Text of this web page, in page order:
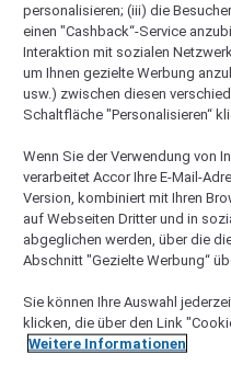
personalisieren; (iii) die
einen "Cashback“-Service
Interaktion mit sozialen
um Ihnen gezielte Werbung
usw.) zwischen diesen
Schaltfläche "Personalisieren“
Wenn Sie der Verwendung von
verarbeitet Accor Ihre E-Mail-
Version, kombiniert mit Ihren
auf Webseiten Dritter und in
abgeglichen werden, über die
Abschnitt "Gezielte Werbung“
Sie können Ihre Auswahl
klicken, die über den Link
Weitere Informationen